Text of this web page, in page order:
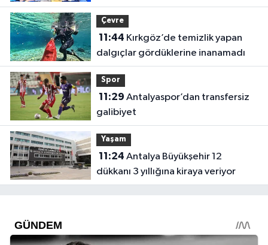
Çevre
11:44
dalgıçlar gördüklerine inanamadı
Spor
11:29
galibiyet
Yaşam
11:24
dükkanı 3 yıllığına kiraya veriyor